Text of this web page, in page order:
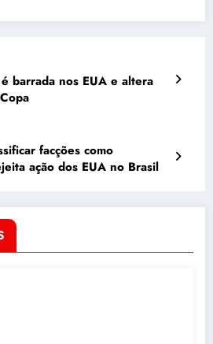
barrada nos EUA e altera
facções como
ação dos EUA no Brasil